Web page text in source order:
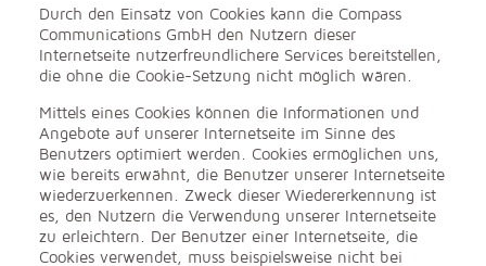
Durch den Einsatz von Cookies kann die Compass
Communications GmbH den Nutzern dieser
Internetseite nutzerfreundlichere Services bereitstellen,
die ohne die Cookie-Setzung nicht möglich wären.
Mittels eines Cookies können die Informationen und
Angebote auf unserer Internetseite im Sinne des
Benutzers optimiert werden. Cookies ermöglichen uns,
wie bereits erwähnt, die Benutzer unserer Internetseite
wiederzuerkennen. Zweck dieser Wiedererkennung ist
es, den Nutzern die Verwendung unserer Internetseite
zu erleichtern. Der Benutzer einer Internetseite, die
Cookies verwendet, muss beispielsweise nicht bei